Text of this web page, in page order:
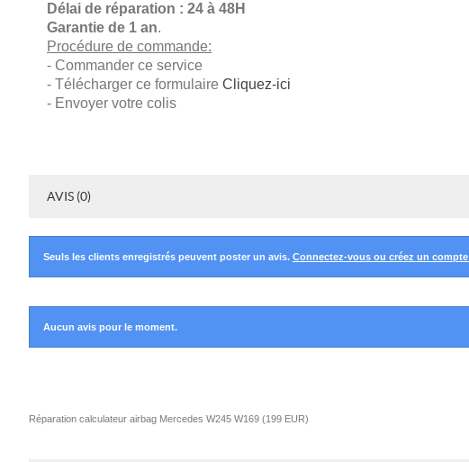
Délai de réparation : 24 à 48H
Garantie de 1 an.
Procédure de commande:
- Commander ce service
- Télécharger ce formulaire Cliquez-ici
- Envoyer votre colis
AVIS (0)
Seuls les clients enregistrés peuvent poster un avis. Connectez-vous ou créez un compte
Aucun avis pour le moment.
Réparation calculateur airbag Mercedes W245 W169 (199 EUR)